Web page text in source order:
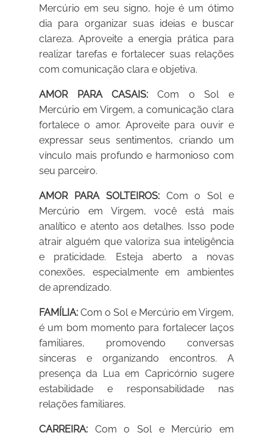
Mercúrio em seu signo, hoje é um ótimo
dia para organizar suas ideias e buscar
clareza. Aproveite a energia prática para
realizar tarefas e fortalecer suas relações
com comunicação clara e objetiva.
AMOR PARA CASAIS: Com o Sol e
Mercúrio em Virgem, a comunicação clara
fortalece o amor. Aproveite para ouvir e
expressar seus sentimentos, criando um
vínculo mais profundo e harmonioso com
seu parceiro.
AMOR PARA SOLTEIROS:Com o Sol e
Mercúrio em Virgem, você está mais
analítico e atento aos detalhes. Isso pode
atrair alguém que valoriza sua inteligência
e praticidade. Esteja aberto a novas
conexões, especialmente em ambientes
de aprendizado.
FAMÍLIA: Com o Sol e Mercúrio em Virgem,
é um bom momento para fortalecer laços
familiares, promovendo conversas
sinceras e organizando encontros. A
presença da Lua em Capricórnio sugere
estabilidade e responsabilidade nas
relações familiares.
CARREIRA: Com o Sol e Mercúrio em